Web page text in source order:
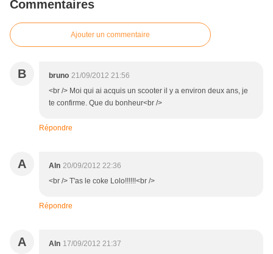
Commentaires
Ajouter un commentaire
B bruno 21/09/2012 21:56
<br /> Moi qui ai acquis un scooter il y a environ deux ans, je
te confirme. Que du bonheur<br />
Répondre
A Aln 20/09/2012 22:36
<br /> T'as le coke Lolo!!!!!!<br />
Répondre
A Aln 17/09/2012 21:37